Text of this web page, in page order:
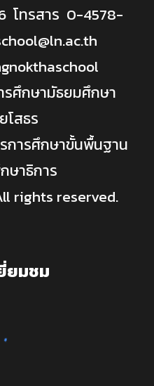
โทรสาร 0-4578-
@ln.ac.th
ศึกษามัธยมศึกษา
โสธร
การศึกษาขั้นพื้นฐาน
ษาธิการ
rights reserved.
ยมชม